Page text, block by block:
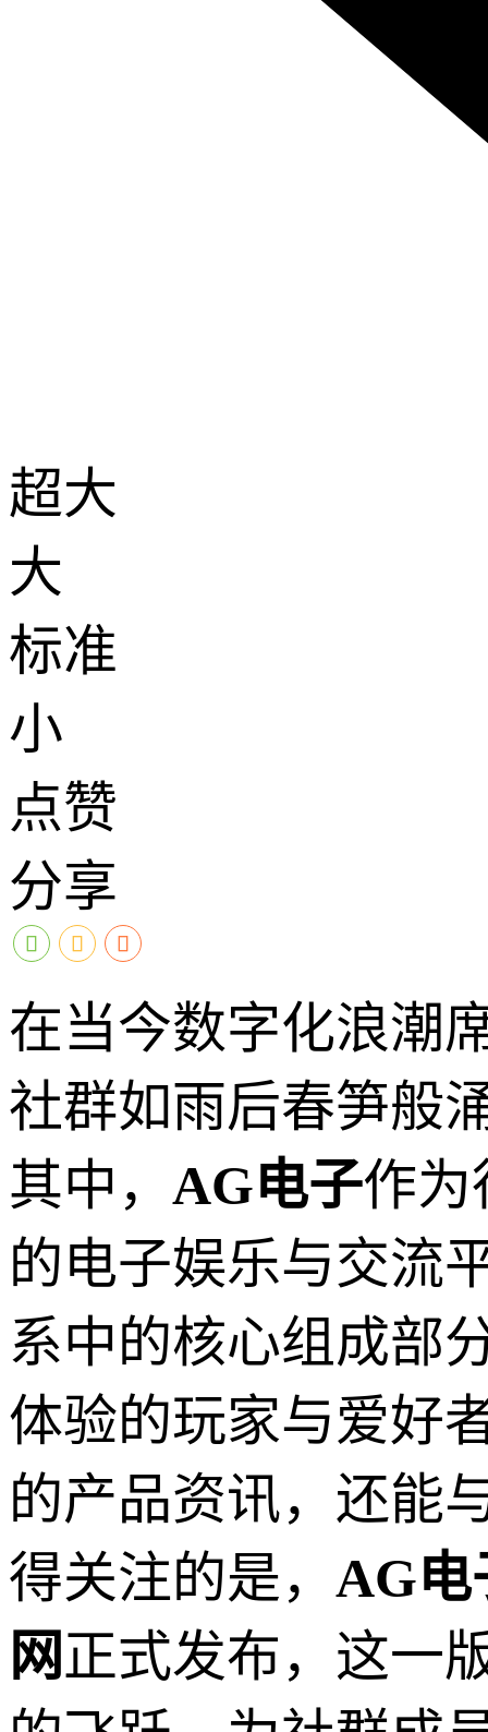
超大
大
标准
小
点赞
分享
在当今数字化浪潮
社群如雨后春笋般
其中， AG电子作为
的电子娱乐与交流
系中的核心组成部
体验的玩家与爱好
的产品资讯，还能
得关注的是， AG电
网正式发布，这一